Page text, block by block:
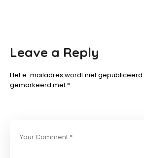
Leave a Reply
Het e-mailadres wordt niet gepubliceerd.
gemarkeerd met *